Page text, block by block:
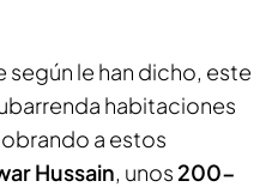
le han dicho, este
habitaciones
a estos
Hussain, unos 200-